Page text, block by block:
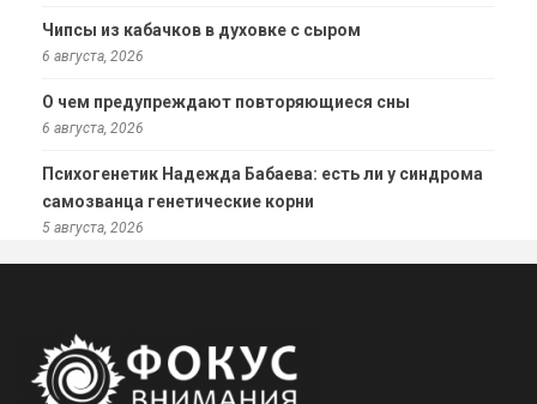
Чипсы из кабачков в духовке с сыром
6 августа, 2026
О чем предупреждают повторяющиеся сны
6 августа, 2026
Психогенетик Надежда Бабаева: есть ли у синдрома
самозванца генетические корни
5 августа, 2026